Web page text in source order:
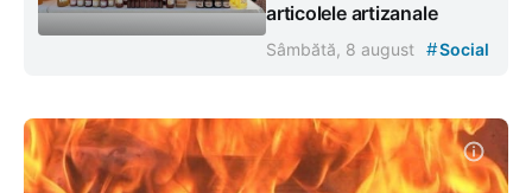
articolele artizanale
Sâmbătă, 8 august #Social